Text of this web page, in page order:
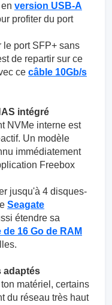
version USB-A
profiter du port
le port SFP+ sans
de repartir sur ce
ce câble 10Gb/s
intégré
NVMe interne est
Un modèle
immédiatement
Freebox
jusqu'à 4 disques-
Seagate
étendre sa
de 16 Go de RAM
adaptés
matériel, certains
du réseau très haut